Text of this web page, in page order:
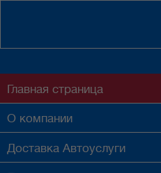
Главная страница
О компании
Доставка Автоуслуги